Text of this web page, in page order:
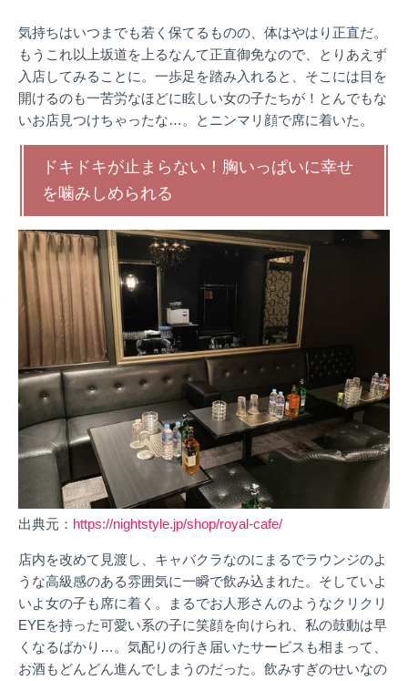
気持ちはいつまでも若く保てるものの、体はやはり正直だ。
もうこれ以上坂道を上るなんて正直御免なので、とりあえず
入店してみることに。一歩足を踏み入れると、そこには目を
開けるのも一苦労なほどに眩しい女の子たちが！とんでもな
いお店見つけちゃったな…。とニンマリ顔で席に着いた。
ドキドキが止まらない！胸いっぱいに幸せ
を噛みしめられる
出典元： https://nightstyle.jp/shop/royal-cafe/
店内を改めて見渡し、キャバクラなのにまるでラウンジのよ
うな高級感のある雰囲気に一瞬で飲み込まれた。そしていよ
いよ女の子も席に着く。まるでお人形さんのようなクリクリ
EYEを持った可愛い系の子に笑顔を向けられ、私の鼓動は早
くなるばかり…。気配りの行き届いたサービスも相まって、
お酒もどんどん進んでしまうのだった。飲みすぎのせいなの